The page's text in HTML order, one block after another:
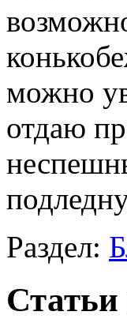
можно
отдаю
Раздел:
Статьи